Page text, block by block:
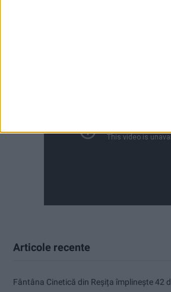
Articole recente
Fântâna Cinetică din Reșița împlinește 42